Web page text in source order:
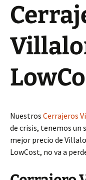
Nuestros Cerrajeros
de crisis, tenemos un
mejor precio de
LowCost, no va a